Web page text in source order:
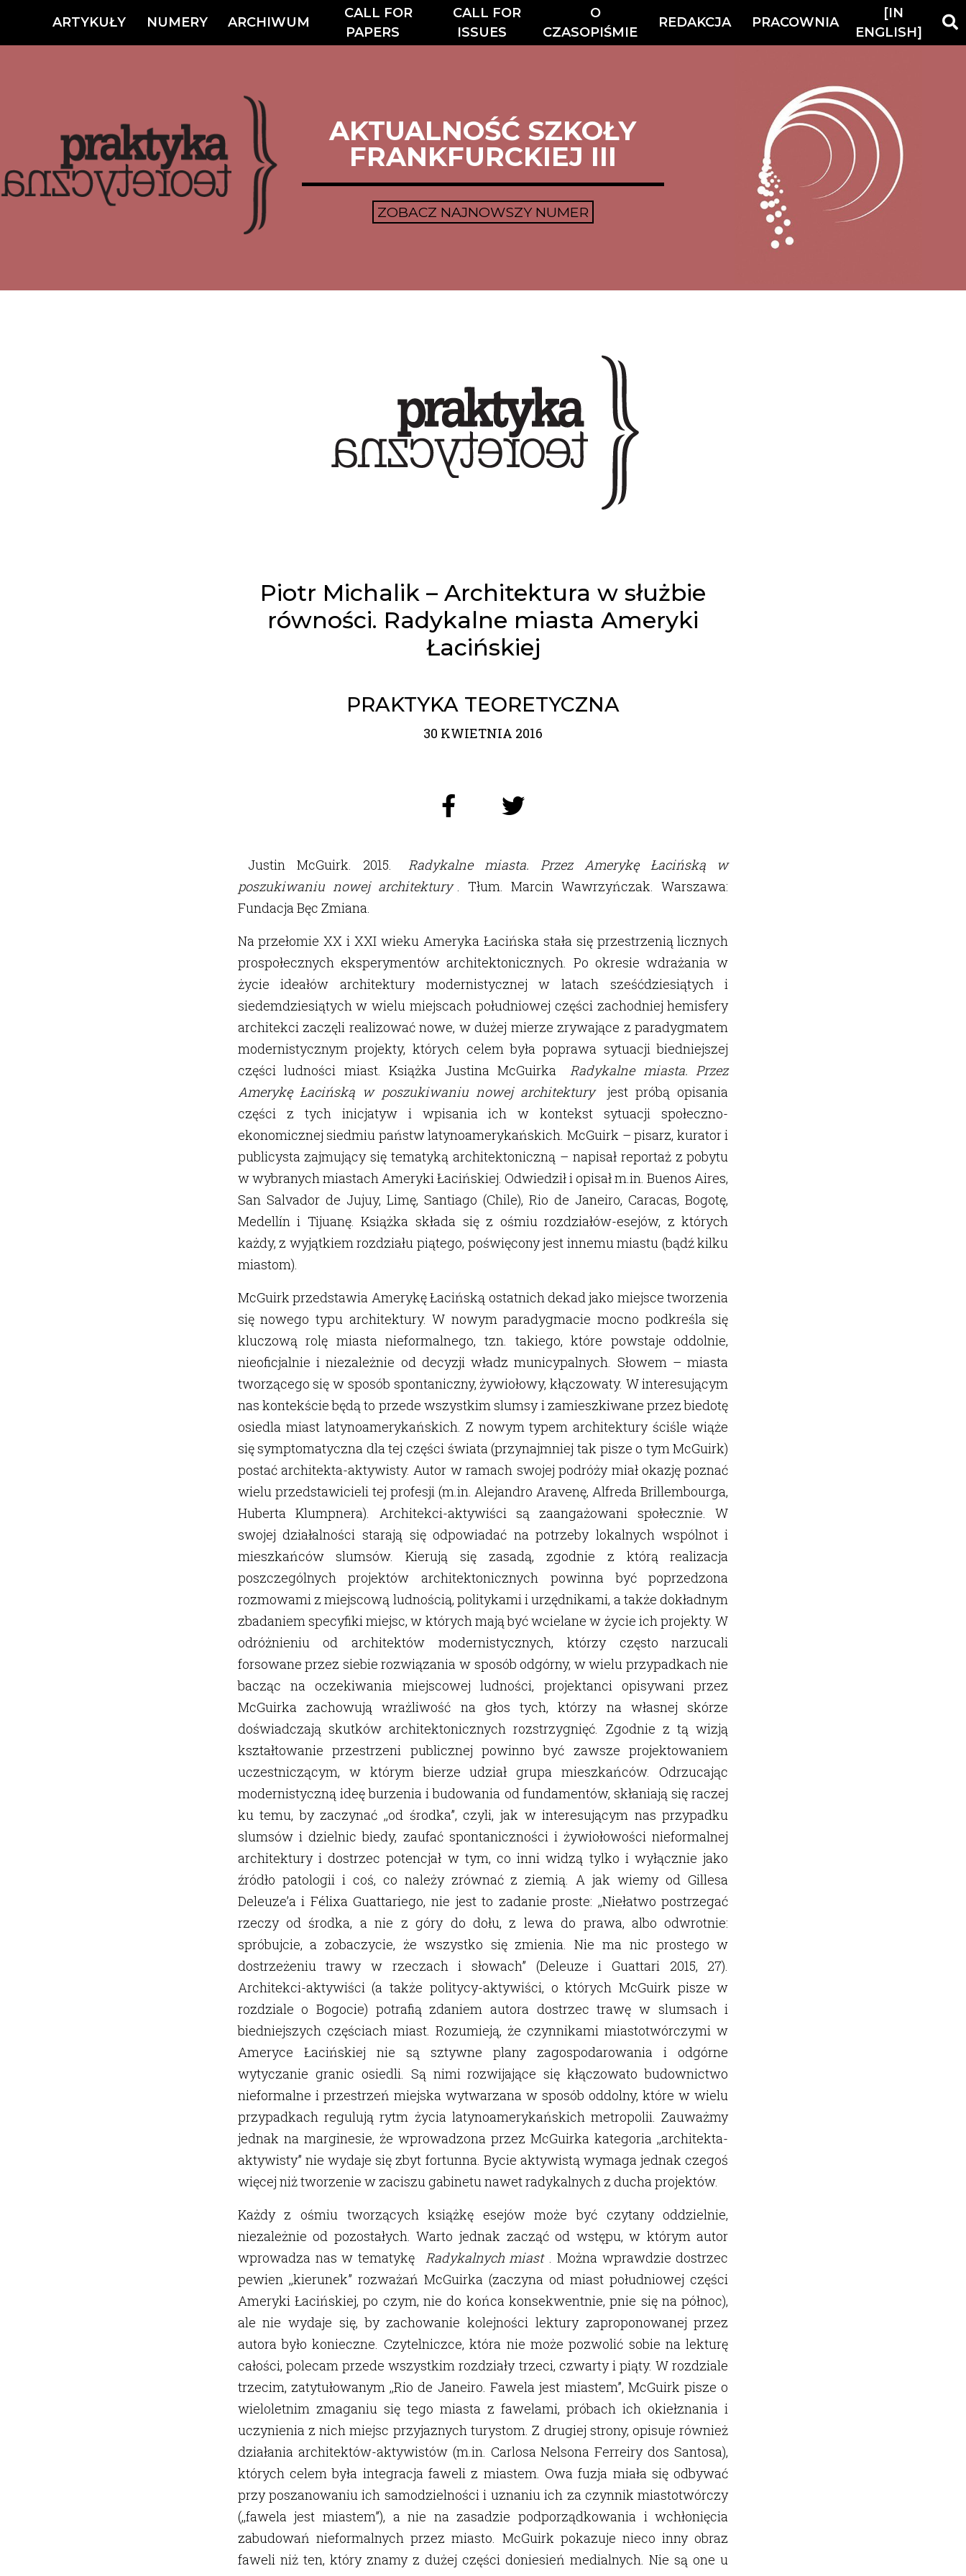
ARTYKUŁY NUMERY ARCHIWUM
CALL FOR
PAPERS
CALL FOR
ISSUES
O
CZASOPIŚMIE
REDAKCJA PRACOWNIA
[IN
ENGLISH]
AKTUALNOŚĆ SZKOŁY
FRANKFURCKIEJ III
ZOBACZ NAJNOWSZY NUMER
Piotr Michalik – Architektura w służbie
równości. Radykalne miasta Ameryki
Łacińskiej
PRAKTYKA TEORETYCZNA
30 KWIETNIA 2016
Justin McGuirk. 2015.
Radykalne miasta. Przez Amerykę Łacińską w
poszukiwaniu nowej architektury . Tłum. Marcin Wawrzyńczak. Warszawa:
Fundacja Bęc Zmiana.
Na przełomie XX i XXI wieku Ameryka Łacińska stała się przestrzenią licznych
prospołecznych eksperymentów architektonicznych. Po okresie wdrażania w
życie ideałów architektury modernistycznej w latach sześćdziesiątych i
siedemdziesiątych w wielu miejscach południowej części zachodniej hemisfery
architekci zaczęli realizować nowe, w dużej mierze zrywające z paradygmatem
modernistycznym projekty, których celem była poprawa sytuacji biedniejszej
części ludności miast. Książka Justina McGuirka
Radykalne miasta. Przez
Amerykę Łacińską w poszukiwaniu nowej architektury
jest próbą opisania
części z tych inicjatyw i wpisania ich w kontekst sytuacji społeczno-
ekonomicznej siedmiu państw latynoamerykańskich. McGuirk – pisarz, kurator i
publicysta zajmujący się tematyką architektoniczną – napisał reportaż z pobytu
w wybranych miastach Ameryki Łacińskiej. Odwiedził i opisał m.in. Buenos Aires,
San Salvador de Jujuy, Limę, Santiago (Chile), Rio de Janeiro, Caracas, Bogotę,
Medellín i Tijuanę. Książka składa się z ośmiu rozdziałów-esejów, z których
każdy, z wyjątkiem rozdziału piątego, poświęcony jest innemu miastu (bądź kilku
miastom).
McGuirk przedstawia Amerykę Łacińską ostatnich dekad jako miejsce tworzenia
się nowego typu architektury. W nowym paradygmacie mocno podkreśla się
kluczową rolę miasta nieformalnego, tzn. takiego, które powstaje oddolnie,
nieoficjalnie i niezależnie od decyzji władz municypalnych. Słowem – miasta
tworzącego się w sposób spontaniczny, żywiołowy, kłączowaty. W interesującym
nas kontekście będą to przede wszystkim slumsy i zamieszkiwane przez biedotę
osiedla miast latynoamerykańskich. Z nowym typem architektury ściśle wiąże
się symptomatyczna dla tej części świata (przynajmniej tak pisze o tym McGuirk)
postać architekta-aktywisty. Autor w ramach swojej podróży miał okazję poznać
wielu przedstawicieli tej profesji (m.in. Alejandro Aravenę, Alfreda Brillembourga,
Huberta Klumpnera). Architekci-aktywiści są zaangażowani społecznie. W
swojej działalności starają się odpowiadać na potrzeby lokalnych wspólnot i
mieszkańców slumsów. Kierują się zasadą, zgodnie z którą realizacja
poszczególnych projektów architektonicznych powinna być poprzedzona
rozmowami z miejscową ludnością, politykami i urzędnikami, a także dokładnym
zbadaniem specyfiki miejsc, w których mają być wcielane w życie ich projekty. W
odróżnieniu od architektów modernistycznych, którzy często narzucali
forsowane przez siebie rozwiązania w sposób odgórny, w wielu przypadkach nie
bacząc na oczekiwania miejscowej ludności, projektanci opisywani przez
McGuirka zachowują wrażliwość na głos tych, którzy na własnej skórze
doświadczają skutków architektonicznych rozstrzygnięć. Zgodnie z tą wizją
kształtowanie przestrzeni publicznej powinno być zawsze projektowaniem
uczestniczącym, w którym bierze udział grupa mieszkańców. Odrzucając
modernistyczną ideę burzenia i budowania od fundamentów, skłaniają się raczej
ku temu, by zaczynać ,,od środka”, czyli, jak w interesującym nas przypadku
slumsów i dzielnic biedy, zaufać spontaniczności i żywiołowości nieformalnej
architektury i dostrzec potencjał w tym, co inni widzą tylko i wyłącznie jako
źródło patologii i coś, co należy zrównać z ziemią. A jak wiemy od Gillesa
Deleuze’a i Félixa Guattariego, nie jest to zadanie proste: ,,Niełatwo postrzegać
rzeczy od środka, a nie z góry do dołu, z lewa do prawa, albo odwrotnie:
spróbujcie, a zobaczycie, że wszystko się zmienia. Nie ma nic prostego w
dostrzeżeniu trawy w rzeczach i słowach” (Deleuze i Guattari 2015, 27).
Architekci-aktywiści (a także politycy-aktywiści, o których McGuirk pisze w
rozdziale o Bogocie) potrafią zdaniem autora dostrzec trawę w slumsach i
biedniejszych częściach miast. Rozumieją, że czynnikami miastotwórczymi w
Ameryce Łacińskiej nie są sztywne plany zagospodarowania i odgórne
wytyczanie granic osiedli. Są nimi rozwijające się kłączowato budownictwo
nieformalne i przestrzeń miejska wytwarzana w sposób oddolny, które w wielu
przypadkach regulują rytm życia latynoamerykańskich metropolii. Zauważmy
jednak na marginesie, że wprowadzona przez McGuirka kategoria ,,architekta-
aktywisty” nie wydaje się zbyt fortunna. Bycie aktywistą wymaga jednak czegoś
więcej niż tworzenie w zaciszu gabinetu nawet radykalnych z ducha projektów.
Każdy z ośmiu tworzących książkę esejów może być czytany oddzielnie,
niezależnie od pozostałych. Warto jednak zacząć od wstępu, w którym autor
wprowadza nas w tematykę
Radykalnych miast . Można wprawdzie dostrzec
pewien ,,kierunek” rozważań McGuirka (zaczyna od miast południowej części
Ameryki Łacińskiej, po czym, nie do końca konsekwentnie, pnie się na północ),
ale nie wydaje się, by zachowanie kolejności lektury zaproponowanej przez
autora było konieczne. Czytelniczce, która nie może pozwolić sobie na lekturę
całości, polecam przede wszystkim rozdziały trzeci, czwarty i piąty. W rozdziale
trzecim, zatytułowanym ,,Rio de Janeiro. Fawela jest miastem”, McGuirk pisze o
wieloletnim zmaganiu się tego miasta z fawelami, próbach ich okiełznania i
uczynienia z nich miejsc przyjaznych turystom. Z drugiej strony, opisuje również
działania architektów-aktywistów (m.in. Carlosa Nelsona Ferreiry dos Santosa),
których celem była integracja faweli z miastem. Owa fuzja miała się odbywać
przy poszanowaniu ich samodzielności i uznaniu ich za czynnik miastotwórczy
(,,fawela jest miastem”), a nie na zasadzie podporządkowania i wchłonięcia
zabudowań nieformalnych przez miasto. McGuirk pokazuje nieco inny obraz
faweli niż ten, który znamy z dużej części doniesień medialnych. Nie są one u